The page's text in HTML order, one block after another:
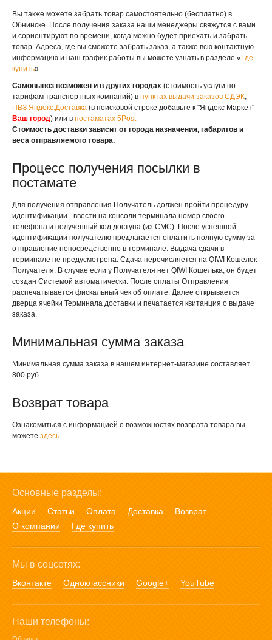
Вы также можете забрать товар самостоятельно (бесплатно) в
Обнинске. После получения заказа наши менеджеры свяжутся с вами
и сориентируют по времени, когда можно будет приехать и забрать
товар. Адреса, где вы сможете забрать заказ, а также всю контактную
информацию и наш график работы вы можете узнать в разделе « Где
купить».
Самовывоз возможен и в других городах (стоимость услуги по
тарифам транспортных компаний) в пунктах выдачи заказов СДЭК,
ПВЗ Яндекс.Доставка (в поисковой строке добавьте к "Яндекс Маркет"
Ваш город) или в постаматах 5Post
Стоимость доставки зависит от города назначения, габаритов и
веса отправляемого товара.
Процесс получения посылки в
постамате
Для получения отправления Получатель должен пройти процедуру
идентификации - ввести на консоли терминала номер своего
телефона и полученный код доступа (из СМС). После успешной
идентификации получателю предлагается оплатить полную сумму за
отправление непосредственно в терминале. Выдача сдачи в
терминале не предусмотрена. Сдача перечисляется на QIWI Кошелек
Получателя. В случае если у Получателя нет QIWI Кошелька, он будет
создан Системой автоматически. После оплаты Отправления
распечатывается фискальный чек об оплате. Далее открывается
дверца ячейки Терминала доставки и печатается квитанция о выдаче
заказа.
Минимальная сумма заказа
Минимальная сумма заказа в нашем интернет-магазине составляет
800 руб.
Возврат товара
Ознакомиться с информацией о возможностях возврата товара вы
можете здесь.
Основные разделы:
Акции Статьи Оплата Доставка
Возврат
О компании
Где купить
Мы в соцсетях:
Вконтакте Одноклассники Google+ YouTube
Наши телефоны: